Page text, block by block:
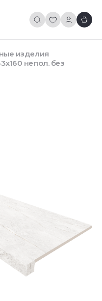
изделия
непол. без